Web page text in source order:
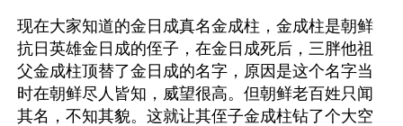
现在大家知道的金日成真名金成柱，金成柱是朝鲜
抗日英雄金日成的侄子，在金日成死后，三胖他祖
父金成柱顶替了金日成的名字，原因是这个名字当
时在朝鲜尽人皆知，威望很高。但朝鲜老百姓只闻
其名，不知其貌。这就让其侄子金成柱钻了个大空